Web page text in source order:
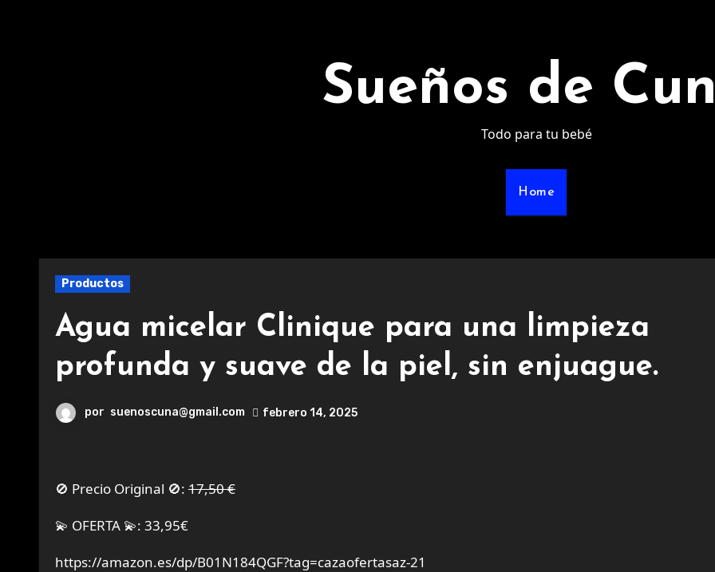
Sueños de
Todo para tu bebé
Home
Productos
Agua micelar Clinique para una limpieza
profunda y suave de la piel, sin enjuague.
por suenoscuna@gmail.com febrero 14, 2025
🚫 Precio Original 🚫: 17,50 €
💫 OFERTA 💫: 33,95€
https://amazon.es/dp/B01N184QGF?tag=cazaofertasaz-21